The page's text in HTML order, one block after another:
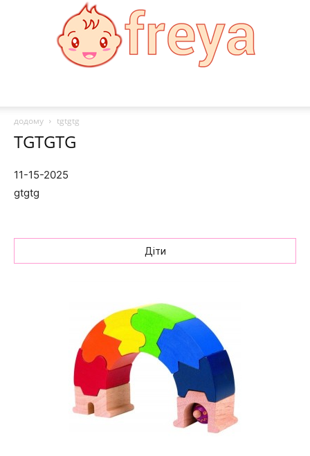
та
новини
додому tgtgtg
TGTGTG
11-15-2025
gtgtg
Діти